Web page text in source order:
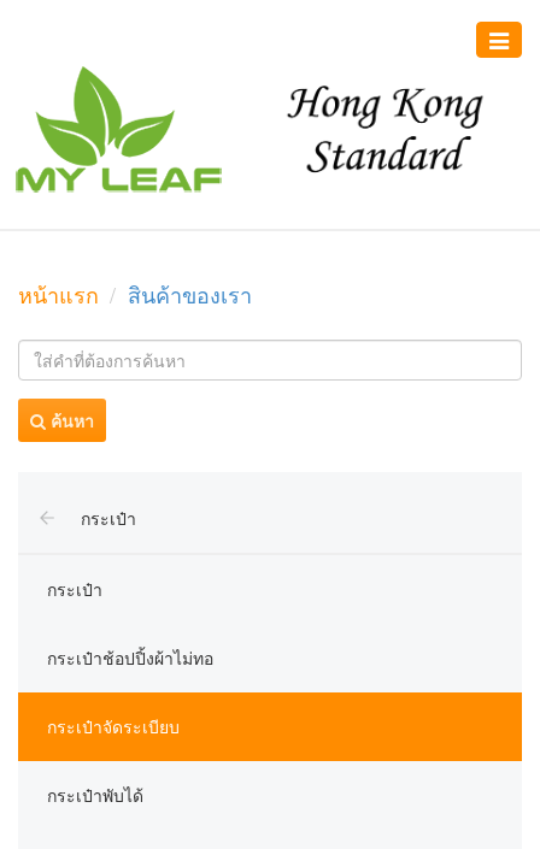
Toggle
หน้าแรก สินค้าของเรา
ค้นหา
กระเป๋า
กระเป๋า
กระเป๋าช้อปปิ้งผ้าไม่ทอ
กระเป๋าจัดระเบียบ
กระเป๋าพับได้